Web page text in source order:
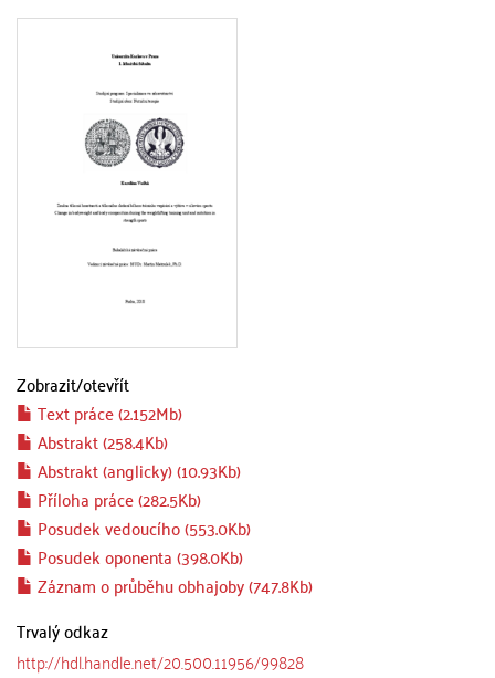
Zobrazit/otevřít
Text práce (2.152Mb)
Abstrakt (258.4Kb)
Abstrakt (anglicky) (10.93Kb)
Příloha práce (282.5Kb)
Posudek vedoucího (553.0Kb)
Posudek oponenta (398.0Kb)
Záznam o průběhu obhajoby (747.8Kb)
Trvalý odkaz
http://hdl.handle.net/20.500.11956/99828